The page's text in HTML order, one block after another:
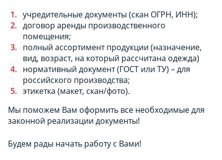
учредительные документы (скан ОГРН, ИНН);
договор аренды производственного
помещения;
полный ассортимент продукции (назначение,
вид, возраст, на который рассчитана одежда)
нормативный документ (ГОСТ или ТУ) – для
российского производства;
этикетка (макет, скан/фото).
Мы поможем Вам оформить все необходимые для
законной реализации документы!
Будем рады начать работу с Вами!